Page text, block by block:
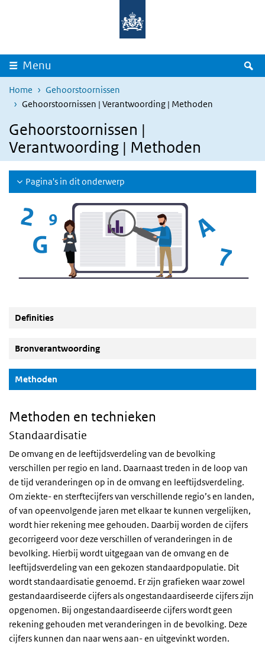
Overslaan en naar de inhoud gaan
Menu
Home
Gehoorstoornissen
Gehoorstoornissen | Verantwoording | Methoden
Gehoorstoornissen |
Verantwoording | Methoden
Pagina's in dit onderwerp
Definities
Bronverantwoording
Methoden
Methoden en technieken
Standaardisatie
De omvang en de leeftijdsverdeling van de bevolking
verschillen per regio en land. Daarnaast treden in de loop van
de tijd veranderingen op in de omvang en leeftijdsverdeling.
Om ziekte- en sterftecijfers van verschillende regio’s en landen,
of van opeenvolgende jaren met elkaar te kunnen vergelijken,
wordt hier rekening mee gehouden. Daarbij worden de cijfers
gecorrigeerd voor deze verschillen of veranderingen in de
bevolking. Hierbij wordt uitgegaan van de omvang en de
leeftijdsverdeling van een gekozen standaardpopulatie. Dit
wordt standaardisatie genoemd. Er zijn grafieken waar zowel
gestandaardiseerde cijfers als ongestandaardiseerde cijfers zijn
opgenomen. Bij ongestandaardiseerde cijfers wordt geen
rekening gehouden met veranderingen in de bevolking. Deze
cijfers kunnen dan naar wens aan- en uitgevinkt worden.